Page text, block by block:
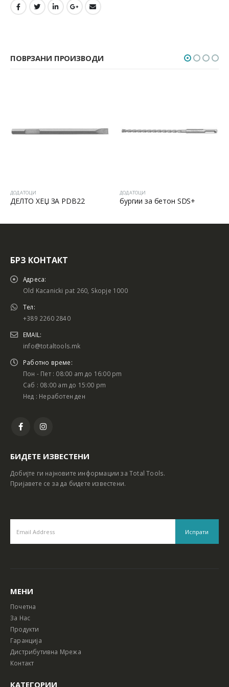
ПОВРЗАНИ ПРОИЗВОДИ
ДОДАТОЦИ
бургии за бетон SDS+
ДОДАТОЦИ
бургии за бетон SDS+
БРЗ КОНТАКТ
Адреса:
Old Kacanicki pat 260, Skopje 1000
Тел:
+389 2260 2840
EMAIL:
info@totaltools.mk
Работно време:
Пон - Пет : 08:00 am до 16:00 pm
Саб : 08:00 am до 15:00 pm
Нед : Неработен ден
БИДЕТЕ ИЗВЕСТЕНИ
Добијте ги најновите информации за Total Tools.
Пријавете се за да бидете известени.
МЕНИ
Почетна
За Нас
Продукти
Гаранција
Дистрибутивна Мрежа
Контакт
КАТЕГОРИИ